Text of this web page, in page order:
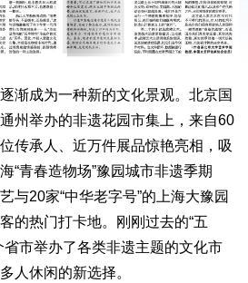
成为一种新的文化景观。北京国
州举办的非遗花园市集上，来自60
传承人、近万件展品惊艳亮相，吸
“青春造物场”豫园城市非遗季期
与20家“中华老字号”的上海大豫园
的热门打卡地。刚刚过去的“五
省市举办了各类非遗主题的文化市
人休闲的新选择。